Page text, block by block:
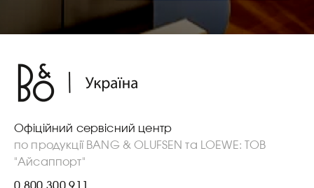
Офіційний сервісний центр
по продукції BANG & OLUFSEN та LOEWE: ТОВ
"Айсаппорт"
0 800 300 911